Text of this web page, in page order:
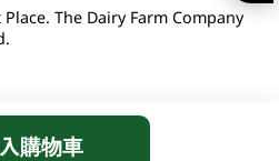
購物車
The Dairy Farm Company